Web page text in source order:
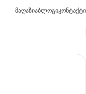
მაღაზიაბლოგიკონტაქტი